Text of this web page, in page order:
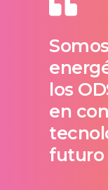
los
en
futuro